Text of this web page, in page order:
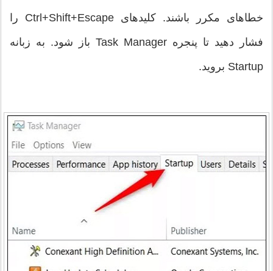
خطاهای مکرر باشند. کلیدهای Ctrl+Shift+Escape را
فشار دهید تا پنجره Task Manager باز شود. به زبانه
Startup بروید.